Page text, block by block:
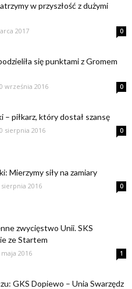
w przyszłość z dużymi
2017 0
się punktami z Gromem
września 2016 0
– piłkarz, który dostał szansę
sierpnia 2016 0
Mierzymy siły na zamiary
sierpnia 2016 0
zwycięstwo Unii. SKS
ze Startem
maja 2016 1
GKS Dopiewo – Unia Swarzędz